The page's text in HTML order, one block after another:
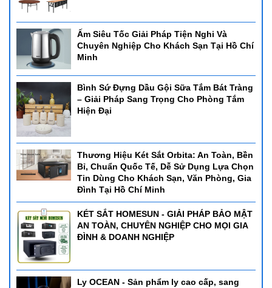
Ấm Siêu Tốc Giải Pháp Tiện Nghi Và
Chuyên Nghiệp Cho Khách Sạn Tại Hồ Chí
Minh
Bình Sứ Đựng Dầu Gội Sữa Tắm Bát Tràng
– Giải Pháp Sang Trọng Cho Phòng Tắm
Hiện Đại
Thương Hiệu Két Sắt Orbita: An Toàn, Bền
Bỉ, Chuẩn Quốc Tế, Dễ Sử Dụng Lựa Chọn
Tin Dùng Cho Khách Sạn, Văn Phòng, Gia
Đình Tại Hồ Chí Minh
KÉT SẮT HOMESUN - GIẢI PHÁP BẢO MẬT
AN TOÀN, CHUYÊN NGHIỆP CHO MỌI GIA
ĐÌNH & DOANH NGHIỆP
Ly OCEAN - Sản phẩm ly cao cấp, sang